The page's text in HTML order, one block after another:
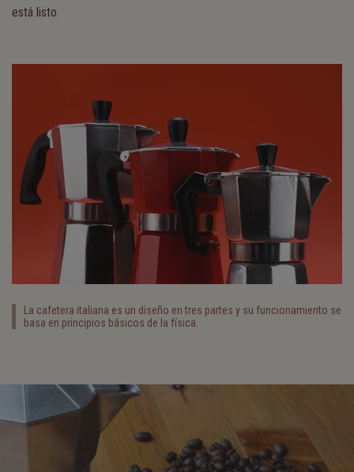
está listo.
La cafetera italiana es un diseño en tres partes y su funcionamiento se
basa en principios básicos de la física.